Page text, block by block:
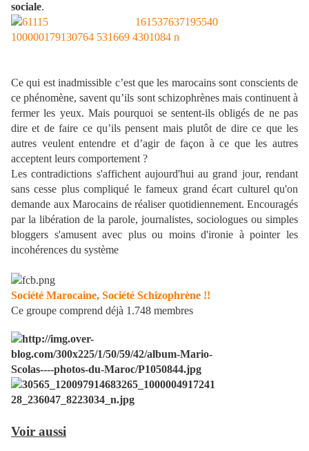
sociale.
Ce qui est inadmissible c’est que les marocains sont conscients de
ce phénomène, savent qu’ils sont schizophrènes mais continuent à
fermer les yeux. Mais pourquoi se sentent-ils obligés de ne pas
dire et de faire ce qu’ils pensent mais plutôt de dire ce que les
autres veulent entendre et d’agir de façon à ce que les autres
acceptent leurs comportement ?
Les contradictions s'affichent aujourd'hui au grand jour, rendant
sans cesse plus compliqué le fameux grand écart culturel qu'on
demande aux Marocains de réaliser quotidiennement. Encouragés
par la libération de la parole, journalistes, sociologues ou simples
bloggers s'amusent avec plus ou moins d'ironie à pointer les
incohérences du système
Société Marocaine, Société Schizophrène !!
Ce groupe comprend déjà 1.748 membres
Voir aussi